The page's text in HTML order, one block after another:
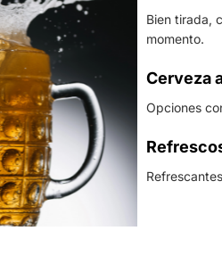
Bien tirada,
momento.
Cerveza
Opciones